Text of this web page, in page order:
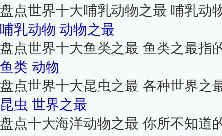
盘点世界十大哺乳动物之最 哺乳动
哺乳动物 动物之最
盘点世界十大鱼类之最 鱼类之最指
鱼类 动物
盘点世界十大昆虫之最 各种世界之
昆虫 世界之最
盘点十大海洋动物之最 你所不知道